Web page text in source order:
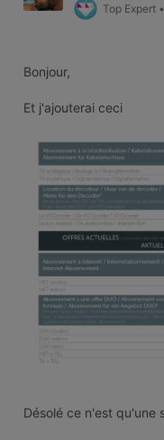
Top Expert •
Bonjour,
Et j'ajouterai ceci
Désolé ce n'est qu'une